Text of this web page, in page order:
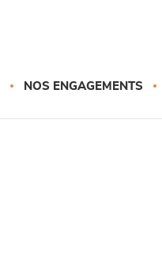
NOS ENGAGEMENTS